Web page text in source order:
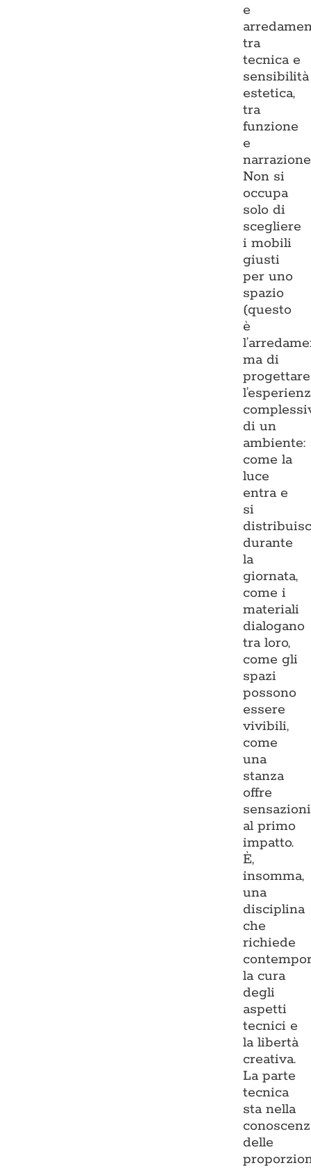
e
tra
tecnica e
sensibilità
estetica,
tra
funzione
e
Non si
occupa
solo di
scegliere
i mobili
giusti
per uno
spazio
(questo
è
ma di
progettare
di un
ambiente:
come la
luce
entra e
si
durante
la
giornata,
come i
materiali
dialogano
tra loro,
come gli
spazi
possono
essere
vivibili,
come
una
stanza
offre
sensazioni
al primo
impatto.
È,
insomma,
una
disciplina
che
richiede
la cura
degli
aspetti
tecnici e
la libertà
creativa.
La parte
tecnica
sta nella
delle